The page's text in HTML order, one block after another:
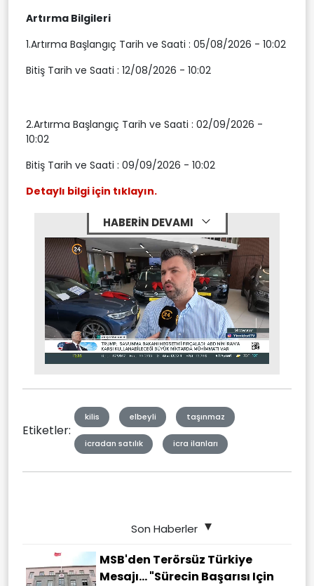
Artırma Bilgileri
1.Artırma Başlangıç Tarih ve Saati : 05/08/2026 - 10:02
Bitiş Tarih ve Saati : 12/08/2026 - 10:02
2.Artırma Başlangıç Tarih ve Saati : 02/09/2026 -
10:02
Bitiş Tarih ve Saati : 09/09/2026 - 10:02
Detaylı bilgi için tıklayın.
HABERİN DEVAMI
Mute Stream
Etiketler:
kilis elbeyli taşınmaz
icradan satılık icra ilanları
Son Haberler
MSB'den Terörsüz Türkiye
Mesajı... "Sürecin Başarısı Için